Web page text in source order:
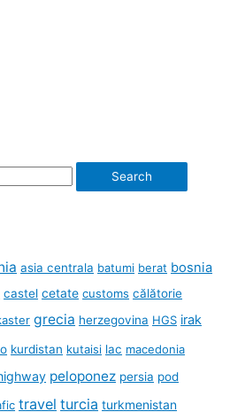
asia centrala batumi berat bosnia
castel cetate customs călătorie
grecia herzegovina HGS irak
kurdistan kutaisi lac macedonia
peloponez persia pod
travel turcia turkmenistan